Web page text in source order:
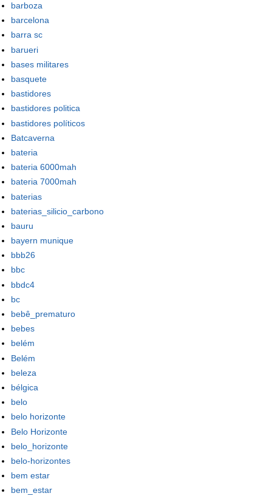
barboza
barcelona
barra sc
barueri
bases militares
basquete
bastidores
bastidores politica
bastidores políticos
Batcaverna
bateria
bateria 6000mah
bateria 7000mah
baterias
baterias_silicio_carbono
bauru
bayern munique
bbb26
bbc
bbdc4
bc
bebê_prematuro
bebes
belém
Belém
beleza
bélgica
belo
belo horizonte
Belo Horizonte
belo_horizonte
belo-horizontes
bem estar
bem_estar